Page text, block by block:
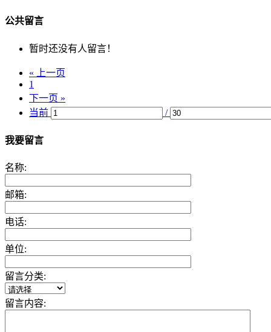
公共留言
暂时还没有人留言！
« 上一页
1
下一页 »
当前
/
我要留言
名称:
邮箱:
电话:
单位:
留言分类:
留言内容: